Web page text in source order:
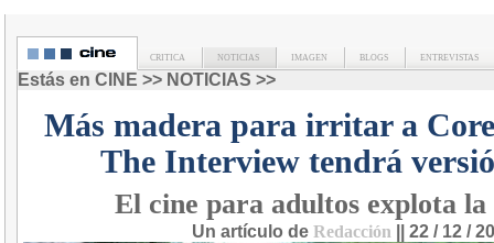
CRITICA NOTICIAS IMAGEN BLOGS ENTREVISTAS
Estás en CINE >> NOTICIAS >>
Más madera para irritar a
The Interview tendrá
El cine para adultos explota la
Un artículo de Redacción || 22 / 12 /